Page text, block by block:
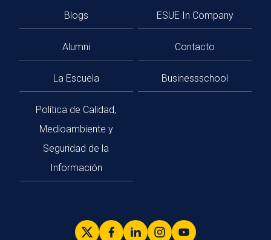
Blogs ESUE In Company
Alumni Contacto
La Escuela Businessschool
Política de Calidad,
Medioambiente y
Seguridad de la
Información